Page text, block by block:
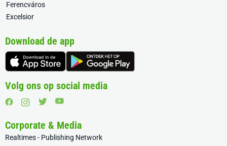
Ferencváros
Excelsior
Download de app
Volg ons op social media
Corporate & Media
Realtimes - Publishing Network